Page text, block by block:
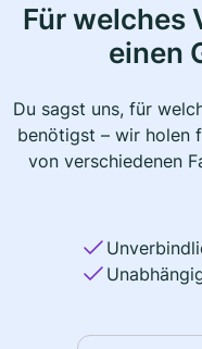
Für welches
einen
Du sagst uns, für
benötigst – wir holen
von verschiedenen